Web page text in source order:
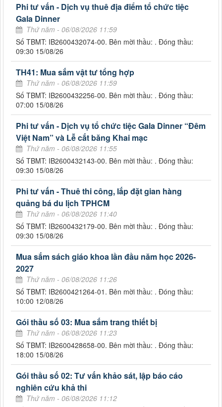
Phi tư vấn - Dịch vụ thuê địa điểm tổ chức tiệc
Gala Dinner
Thứ năm - 06/08/2026 11:59
Số TBMT: IB2600432074-00. Bên mời thầu: . Đóng thầu:
09:30 15/08/26
TH41: Mua sắm vật tư tổng hợp
Thứ năm - 06/08/2026 11:59
Số TBMT: IB2600432256-00. Bên mời thầu: . Đóng thầu:
07:00 15/08/26
Phi tư vấn - Dịch vụ tổ chức tiệc Gala Dinner “Đêm
Việt Nam” và Lễ cắt băng Khai mạc
Thứ năm - 06/08/2026 11:55
Số TBMT: IB2600432143-00. Bên mời thầu: . Đóng thầu:
09:30 15/08/26
Phi tư vấn - Thuê thi công, lắp đặt gian hàng
quảng bá du lịch TPHCM
Thứ năm - 06/08/2026 11:40
Số TBMT: IB2600432179-00. Bên mời thầu: . Đóng thầu:
09:30 15/08/26
Mua sắm sách giáo khoa lần đầu năm học 2026-
2027
Thứ năm - 06/08/2026 11:26
Số TBMT: IB2600421264-01. Bên mời thầu: . Đóng thầu:
10:00 12/08/26
Gói thầu số 03: Mua sắm trang thiết bị
Thứ năm - 06/08/2026 11:23
Số TBMT: IB2600428658-00. Bên mời thầu: . Đóng thầu:
18:00 15/08/26
Gói thầu số 02: Tư vấn khảo sát, lập báo cáo
nghiên cứu khả thi
Thứ năm - 06/08/2026 11:12